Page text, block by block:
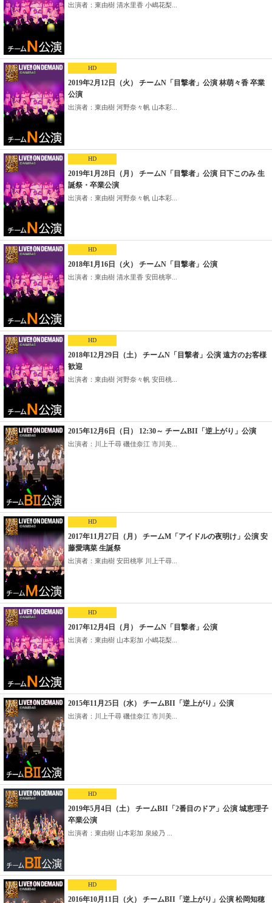
出演者：東由樹 清水里香 小嶋花梨...
HD
2019年2月12日（火） チームN「目撃者」公演 林萌々香 卒業
公演
出演者：東由樹 河野奈々帆 山本彩...
HD
2019年1月28日（月） チームN「目撃者」公演 日下このみ 生
誕祭・卒業公演
出演者：東由樹 河野奈々帆 山本彩...
HD
2018年1月16日（火） チームN「目撃者」公演
出演者：東由樹 清水里香 安田桃寧...
HD
2018年12月29日（土） チームN「目撃者」公演 遠方のお客様
歓迎
出演者：東由樹 河野奈々帆 安田桃...
2015年12月6日（日） 12:30～ チームBII「逆上がり」公演
出演者：川上千尋 磯佳奈江 市川美...
HD
2017年11月27日（月） チームM「アイドルの夜明け」公演 安
藤愛璃菜 生誕祭
出演者：東由樹 安田桃寧 川上千尋...
HD
2017年12月4日（月） チームN「目撃者」公演
出演者：東由樹 山本彩加 小嶋花梨...
2015年11月25日（水） チームBII「逆上がり」公演
出演者：川上千尋 磯佳奈江 市川美...
HD
2019年5月4日（土） チームBII「2番目のドア」公演 城恵理子
卒業公演
出演者：東由樹 山本彩加 泉綾乃 ...
HD
2016年10月11日（火） チームBII「逆上がり」公演 松岡知穂